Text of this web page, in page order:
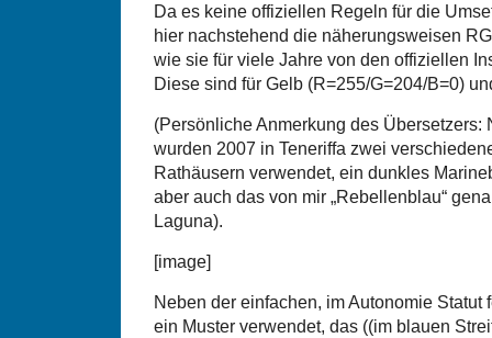
Da es keine offiziellen Regeln für die
hier nachstehend die näherungsweisen
wie sie für viele Jahre von den offiziellen
Diese sind für Gelb (R=255/G=204/B=0)
(Persönliche Anmerkung des Übersetzers:
wurden 2007 in Teneriffa zwei
Rathäusern verwendet, ein dunkles
aber auch das von mir „Rebellenblau“
Laguna).
[image]
Neben der einfachen, im Autonomie
ein Muster verwendet, das ((im blauen